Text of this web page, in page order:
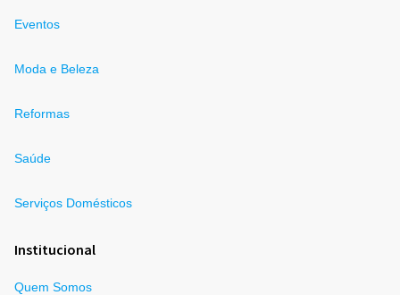
Eventos
Moda e Beleza
Reformas
Saúde
Serviços Domésticos
Institucional
Quem Somos